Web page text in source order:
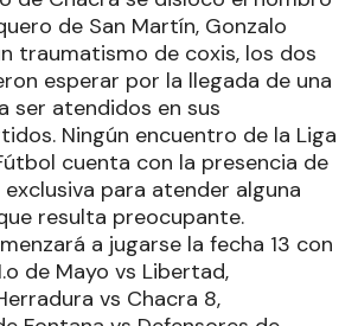
de San Martín, Gonzalo
traumatismo de coxis, los dos
esperar por la llegada de una
ser atendidos en sus
Ningún encuentro de la Liga
cuenta con la presencia de
para atender alguna
resulta preocupante.
a jugarse la fecha 13 con
de Mayo vs Libertad,
vs Chacra 8,